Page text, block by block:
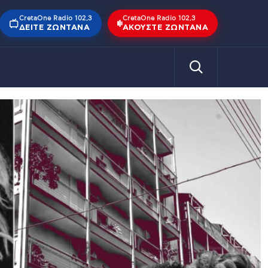
CretaOne Radio 102,3
ΔΕΊΤΕ ΖΩΝΤΑΝΆ
CretaOne Radio 102,3
ΑΚΟΎΣΤΕ ΖΩΝΤΑΝΆ